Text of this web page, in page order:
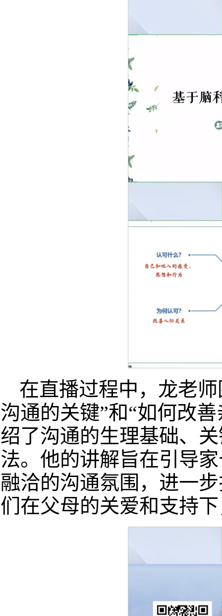
在直播过程中，龙老
沟通的关键”和“如何改
绍了沟通的生理基础、
法。他的讲解旨在引导
融洽的沟通氛围，进一
们在父母的关爱和支持